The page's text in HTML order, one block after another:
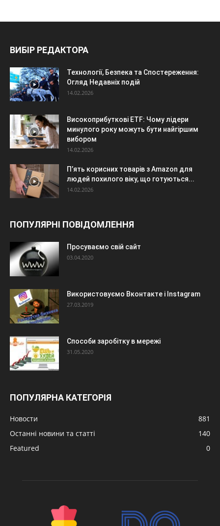
ВИБІР РЕДАКТОРА
Технології, Безпека та Спостереження:
Огляд Недавніх подій
14.02.2026
Високоприбуткові ETF: Чому лідери
минулого року можуть бути найгіршим
вибором
14.02.2026
П’ять корисних товарів з Amazon для
людей похилого віку, що готуються...
14.02.2026
ПОПУЛЯРНІ ПОВІДОМЛЕННЯ
Просуваємо свій сайт
03.04.2020
Використовуємо Вконтакте і Instagram
27.03.2019
Способи заробітку в мережі
31.05.2020
ПОПУЛЯРНА КАТЕГОРІЯ
Новости
881
Останні новини та статті
140
Featured
0